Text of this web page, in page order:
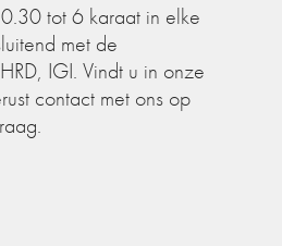
tot 6 karaat in elke
met de
IGI. Vindt u in onze
contact met ons op